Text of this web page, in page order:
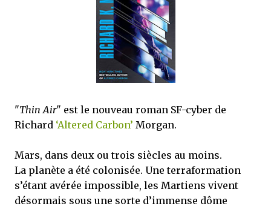
mettre sous tous les yeux. C'est cela...
"Thin Air" est le nouveau roman SF-cyber de
Richard ‘Altered Carbon’ Morgan.
Mars, dans deux ou trois siècles au moins.
La planète a été colonisée. Une terraformation
s’étant avérée impossible, les Martiens vivent
désormais sous une sorte d’immense dôme